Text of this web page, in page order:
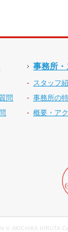
問
事務所
スタッフ
事務所の
概要・ア
© AKICHIKA HIRUTA